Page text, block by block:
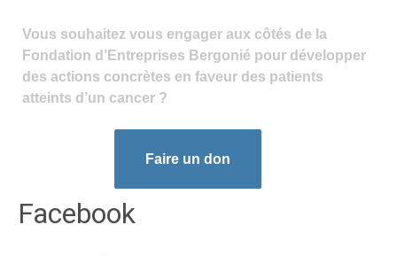
Vous souhaitez vous engager aux côtés de la
Fondation d’Entreprises Bergonié pour développer
des actions concrètes en faveur des patients
atteints d’un cancer ?
Faire un don
Facebook